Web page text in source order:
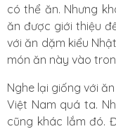
có thể ăn. Nhưng
ăn được giới thiệu
với ăn dặm kiểu
món ăn này vào
Nghe lại giống với
Việt Nam quá ta.
cũng khác lắm đó.